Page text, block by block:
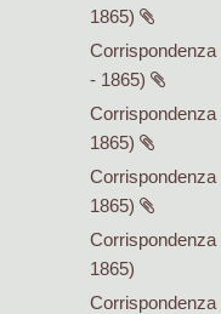
1865)
Corrispondenza
- 1865)
Corrispondenza
1865)
Corrispondenza
1865)
Corrispondenza
1865)
Corrispondenza